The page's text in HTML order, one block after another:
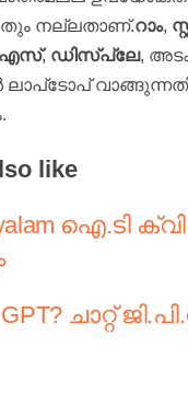
നല്ലതാണ്.റാം,
, ഡിസ്‌പ്ലേ,
like
ഐ.ടി
ചാറ്റ്